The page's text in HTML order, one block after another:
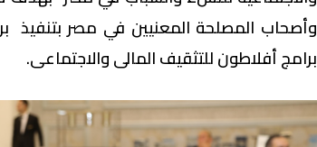
وأصحاب المصلحة المعنيين في مصر بتنفيذ
برامج أفلاطون للتثقيف المالى والاجتماعى.